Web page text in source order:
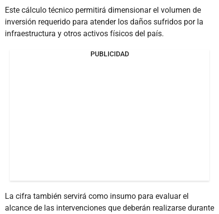
Este cálculo técnico permitirá dimensionar el volumen de
inversión requerido para atender los daños sufridos por la
infraestructura y otros activos físicos del país.
PUBLICIDAD
La cifra también servirá como insumo para evaluar el
alcance de las intervenciones que deberán realizarse durante